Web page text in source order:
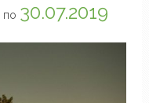
по 30.07.2019